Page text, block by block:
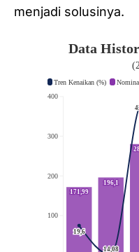
menjadi solusinya.